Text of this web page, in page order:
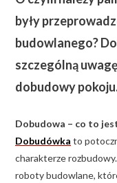
były
budowlanego?
szczególną
dobudowy
Dobudowa – co to
Dobudówka to
charakterze
roboty budowlane,